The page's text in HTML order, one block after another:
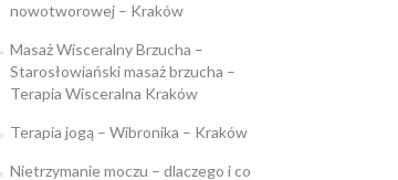
nowotworowej – Kraków
Masaż Wisceralny Brzucha –
Starosłowiański masaż brzucha –
Terapia Wisceralna Kraków
Terapia jogą – Wibronika – Kraków
Nietrzymanie moczu – dlaczego i co